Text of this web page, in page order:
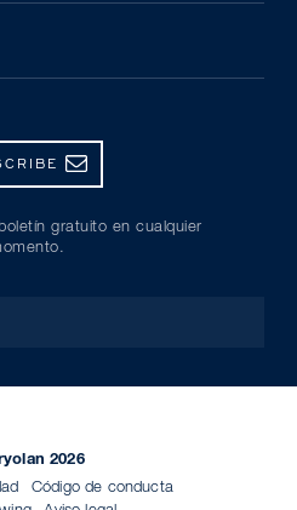
gratuito en cualquier
2026
Código de conducta